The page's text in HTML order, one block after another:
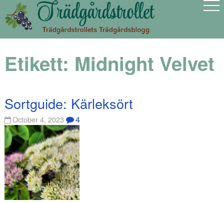
Etikett: Midnight Velvet
Sortguide: Kärleksört
October 4, 2023 4